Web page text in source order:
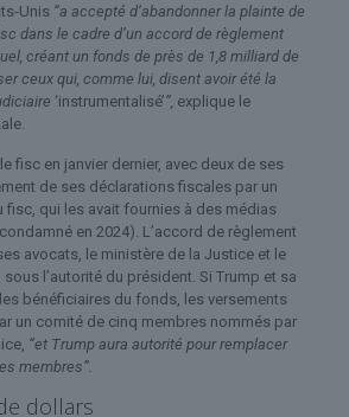
Unis “a accepté d’abandonner la plainte de
dans le cadre d’un accord de règlement
créant un fonds de près de 1,8 milliard de
ceux qui, comme lui, disent avoir été la
‘instrumentalisé’”, explique le
fisc en janvier dernier, avec deux de ses
de ses déclarations fiscales par un
fisc, qui les avait fournies à des médias
en 2024). L’accord de règlement
avocats, le ministère de la Justice et le
l’autorité du président. Si Trump et sa
bénéficiaires du fonds, les versements
un comité de cinq membres nommés par
“et Trump aura autorité pour remplacer
membres”.
dollars